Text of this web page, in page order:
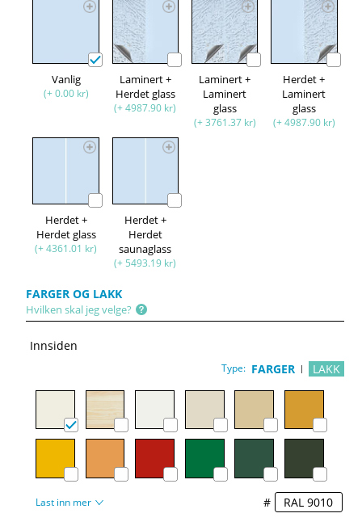
Vanlig
(+ 0.00 kr)
Laminert +
Herdet glass
(+ 4987.90 kr)
Laminert +
Laminert
glass
(+ 3761.37 kr)
Herdet +
Laminert
glass
(+ 4987.90 kr)
Herdet +
Herdet glass
(+ 4361.01 kr)
Herdet +
Herdet
saunaglass
(+ 5493.19 kr)
FARGER OG LAKK
Hvilken skal jeg velge?
Innsiden
Type: FARGER LAKK
Last inn mer #